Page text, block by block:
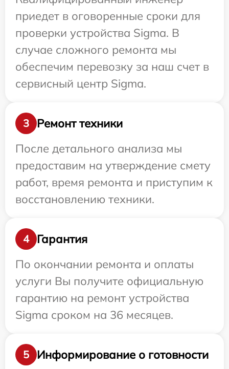
приедет в оговоренные сроки для
проверки устройства Sigma. В
случае сложного ремонта мы
обеспечим перевозку за наш счет в
сервисный центр Sigma.
3
Ремонт техники
После детального анализа мы
предоставим на утверждение смету
работ, время ремонта и приступим к
восстановлению техники.
4
Гарантия
По окончании ремонта и оплаты
услуги Вы получите официальную
гарантию на ремонт устройства
Sigma сроком на 36 месяцев.
5
Информирование о готовности